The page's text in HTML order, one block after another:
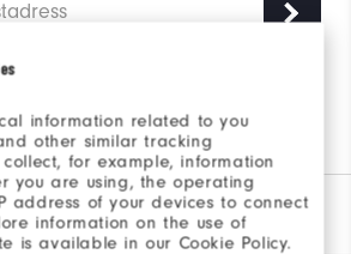
information related to you
other similar tracking
for example, information
you are using, the operating
address of your devices to connect
information on the use of
is available in our Cookie Policy.